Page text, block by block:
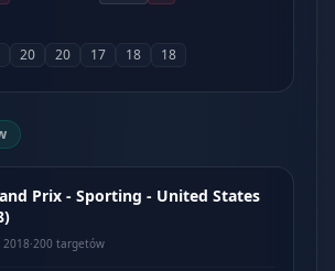
20 20 17 18 18
Prix - Sporting - United States
2018·200 targetów